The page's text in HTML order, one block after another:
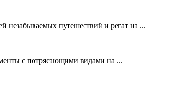
незабываемых путешествий и регат на ...
с потрясающими видами на ...